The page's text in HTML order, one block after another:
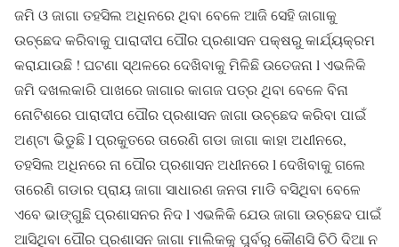
ଜମି ଓ ଜାଗା ତହସିଲ ଅଧିନରେ ଥିବା ବେଳେ ଆଜି ସେହି ଜାଗାକୁ
ଉଚ୍ଛେଦ କରିବାକୁ ପାରାଦୀପ ପୌର ପ୍ରଶାସନ ପକ୍ଷରୁ କାର୍ଯ୍ୟକ୍ରମ
କରାଯାଉଛି ! ଘଟଣା ସ୍ଥଳରେ ଦେଖିବାକୁ ମିଳିଛି ଉତେଜନା l ଏଭଳିକି
ଜମି ଦଖଲକାରି ପାଖରେ ଜାଗାର କାଗଜ ପତ୍ର ଥିବା ବେଳେ ବିନା
ନୋଟିଶରେ ପାରାଦୀପ ପୌର ପ୍ରଶାସନ ଜାଗା ଉଚ୍ଛେଦ କରିବା ପାଇଁ
ଅଣ୍ଟା ଭିଡୁଛି l ପ୍ରକୁତରେ ତାରେଣି ଗଡା ଜାଗା କାହା ଅଧୀନରେ,
ତହସିଲ ଅଧିନରେ ନା ପୌର ପ୍ରଶାସନ ଅଧୀନରେ l ଦେଖିବାକୁ ଗଲେ
ତାରେଣି ଗଡାର ପ୍ରାୟ ଜାଗା ସାଧାରଣ ଜନତା ମାଡି ବସିଥିବା ବେଳେ
ଏବେ ଭାଙ୍ଗୁଛି ପ୍ରଶାସନର ନିଦ l ଏଭଳିକି ଯେଉ ଜାଗା ଉଚ୍ଛେଦ ପାଇଁ
ଆସିଥିବା ପୌର ପ୍ରଶାସନ ଜାଗା ମାଲିକକୁ ପୁର୍ବରୁ କୌଣସି ଚିଠି ଦିଆ ନ